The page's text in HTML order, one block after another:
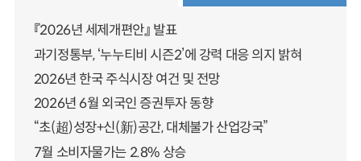
『2026년 세제개편안』 발표
과기정통부, ‘누누티비 시즌2’에 강력 대응 의지 밝혀
2026년 한국 주식시장 여건 및 전망
2026년 6월 외국인 증권투자 동향
“초(超)성장+신(新)공간, 대체불가 산업강국”
7월 소비자물가는 2.8% 상승